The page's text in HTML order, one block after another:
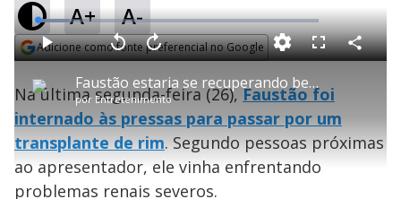
A+ A-
Adicione como fonte preferencial no Google
P
l
Faustão estaria se recuperando bem após transplante de rim
por Entretenimento
P V
l
t
a
r
s
e
g
n
d
s
A
a
n
ç
a
1
0
s
e
u
n
L
o
a
d
e
1
1
.
3
5
F
s
c
e
e
n
C
o
a
Na última segunda-feira (26),Faustão foi
internado às pressas para passar por um
transplante de rim. Segundo pessoas próximas
ao apresentador, ele vinha enfrentando
problemas renais severos.